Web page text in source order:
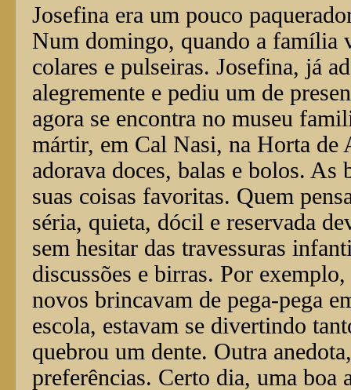
Josefina era um pouco
Num domingo, quando a família
colares e pulseiras. Josefina, já
alegremente e pediu um de
agora se encontra no museu
mártir, em Cal Nasi, na Horta de
adorava doces, balas e bolos. As
suas coisas favoritas. Quem
séria, quieta, dócil e reservada
sem hesitar das travessuras
discussões e birras. Por
novos brincavam de pega-pega
escola, estavam se divertindo
quebrou um dente. Outra
preferências. Certo dia, uma